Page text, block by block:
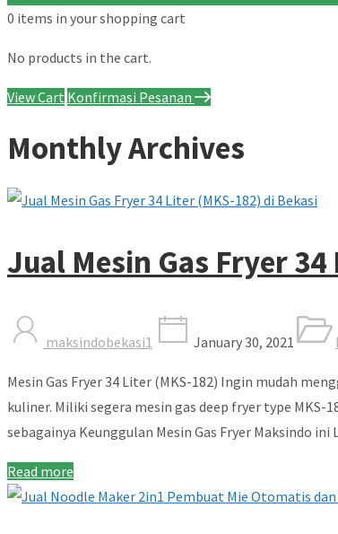
0 items in your shopping cart
No products in the cart.
View Cart Konfirmasi Pesanan
Monthly Archives
Jual Mesin Gas Fryer
maksindobekasi1 January 30, 2021
Mesin Gas Fryer 34 Liter (MKS-182) Ingin mudah
kuliner. Miliki segera mesin gas deep fryer type
sebagainya Keunggulan Mesin Gas Fryer Maksindo ini
Read more